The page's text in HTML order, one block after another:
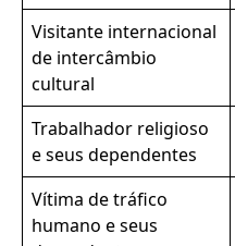
Visitante internacional
de intercâmbio
cultural
Trabalhador religioso
e seus dependentes
Vítima de tráfico
humano e seus